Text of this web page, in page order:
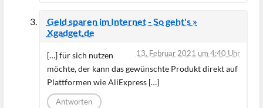
Geld sparen im Internet - So geht's »
Xgadget.de
13. Februar 2021 um 4:40 Uhr
[…] für sich nutzen
möchte, der kann das gewünschte Produkt direkt auf
Plattformen wie AliExpress […]
Antworten